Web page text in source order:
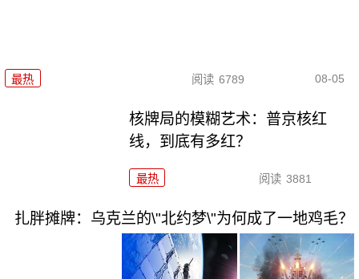
最热 阅读 6789 08-05
核牌局的模糊艺术：普京核红
线，到底有多红？
最热 阅读 3881
扎胖摊牌：乌克兰的\"北约梦\"为何成了一地鸡毛？